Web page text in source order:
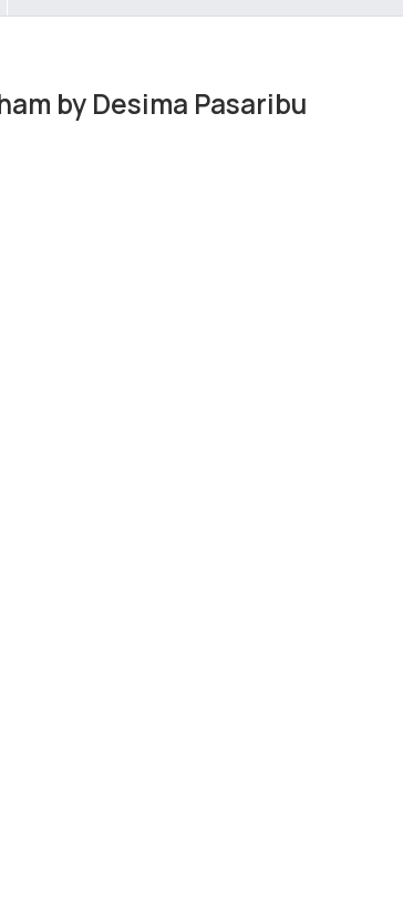
by Desima Pasaribu